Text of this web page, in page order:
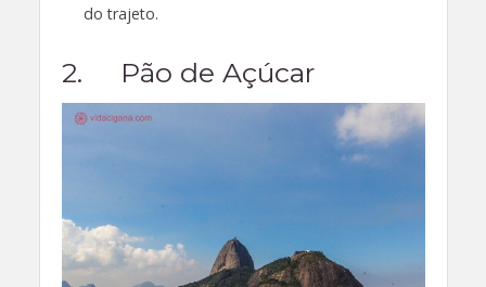
do trajeto.
2. Pão de Açúcar